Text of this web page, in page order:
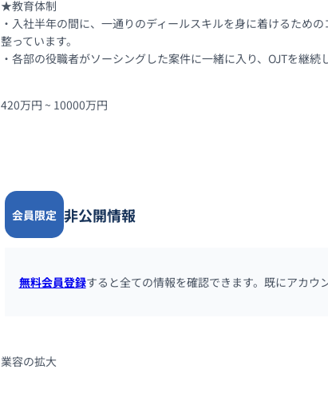
★教育体制
・入社半年の間に、一通りのディールスキルを身に着けるため
整っています。
・各部の役職者がソーシングした案件に一緒に入り、OJTを継続
420万円 ~ 10000万円
会員限定 非公開情報
無料会員登録すると全ての情報を確認できます。既にアカウ
業容の拡大